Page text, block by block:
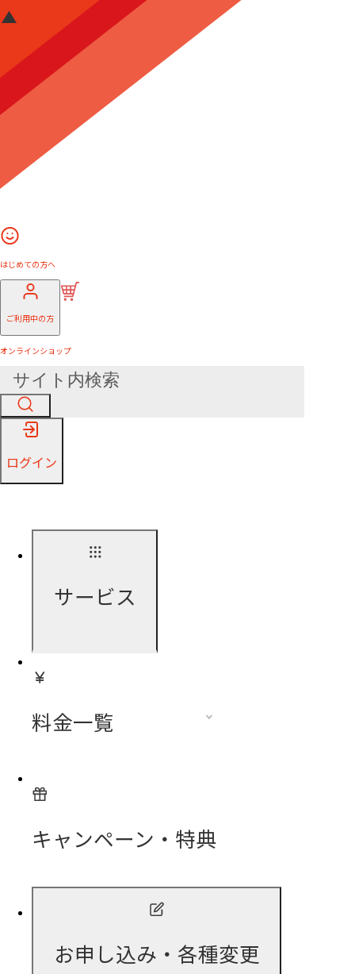
はじめての方へ
ご利用中の方
オンラインショップ
ログイン
サービス
料金一覧
キャンペーン・特典
お申し込み・各種変更